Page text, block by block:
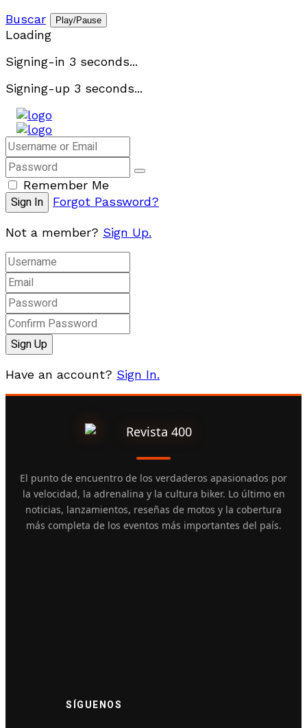
Buscar
Play/Pause
Loading
Signing-in 3 seconds...
Signing-up 3 seconds...
Remember Me
Forgot Password?
Not a member? Sign Up.
Have an account? Sign In.
El punto de encuentro de los verdaderos apasionados por
la velocidad, la adrenalina y la cultura biker. Lo último en
noticias, lanzamientos, reseñas de motos y la cobertura
más completa de los eventos más importantes del país.
SÍGUENOS